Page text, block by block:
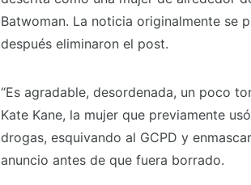
Batwoman. La noticia originalmente se
después eliminaron el post.
“Es agradable, desordenada, un poco
Kate Kane, la mujer que previamente
drogas, esquivando al GCPD y
anuncio antes de que fuera borrado.